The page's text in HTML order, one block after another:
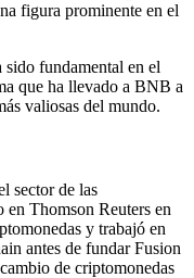
figura prominente en el
fundamental en el
que ha llevado a BNB a
valiosas del mundo.
sector de las
en Thomson Reuters en
y trabajó en
antes de fundar Fusion
de criptomonedas